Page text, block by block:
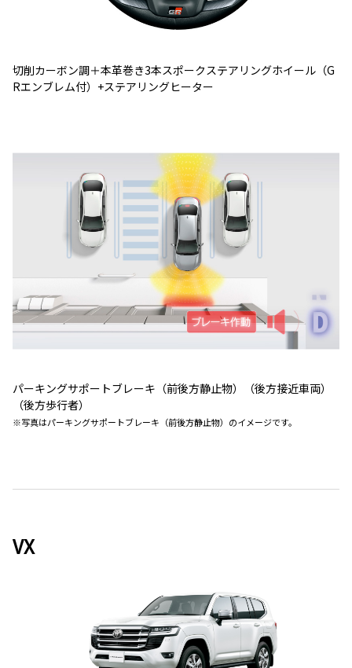
切削カーボン調＋本革巻き3本スポークステアリングホイール（G
Rエンブレム付）+ステアリングヒーター
パーキングサポートブレーキ（前後方静止物）（後方接近車両）
（後方歩行者）
※写真はパーキングサポートブレーキ（前後方静止物）のイメージです。
VX